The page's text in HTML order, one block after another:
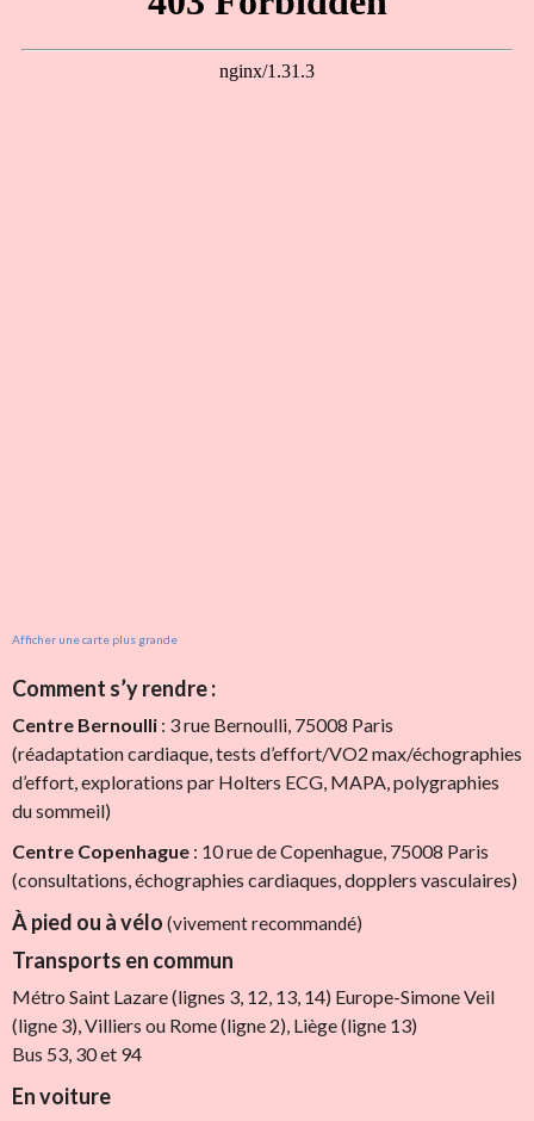
Afficher une carte plus grande
Comment s’y rendre :
Centre Bernoulli : 3 rue Bernoulli, 75008 Paris
(réadaptation cardiaque, tests d’effort/VO2 max/échographies
d’effort, explorations par Holters ECG, MAPA, polygraphies
du sommeil)
Centre Copenhague : 10 rue de Copenhague, 75008 Paris
(consultations, échographies cardiaques, dopplers vasculaires)
À pied ou à vélo (vivement recommandé)
Transports en commun
Métro Saint Lazare (lignes 3, 12, 13, 14) Europe-Simone Veil
(ligne 3), Villiers ou Rome (ligne 2), Liège (ligne 13)
Bus 53, 30 et 94
En voiture